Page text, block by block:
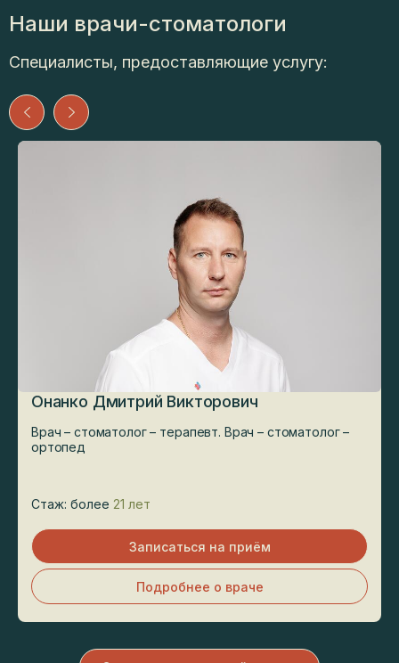
Наши врачи-стоматологи
Специалисты, предоставляющие услугу:
Онанко Дмитрий Викторович
Врач – стоматолог – терапевт. Врач – стоматолог –
ортопед
Стаж: более 21 лет
Записаться на приём
Подробнее о враче